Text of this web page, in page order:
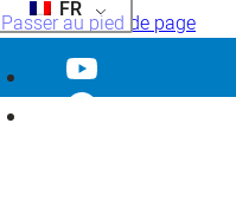
Passer au pied de page
FR